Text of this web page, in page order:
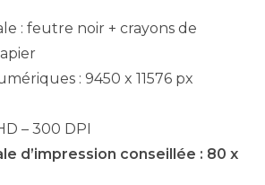
: feutre noir + crayons de
: 9450 x 11576 px
– 300 DPI
d’impression conseillée : 80 x